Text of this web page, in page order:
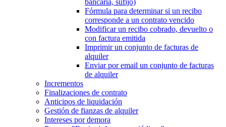
bancaria, sufijo)
Fórmula para determinar si un recibo
corresponde a un contrato vencido
Modificar un recibo cobrado, devuelto o
con factura emitida
Imprimir un conjunto de facturas de
alquiler
Enviar por email un conjunto de facturas
de alquiler
Incrementos
Finalizaciones de contrato
Anticipos de liquidación
Gestión de fianzas de alquiler
Intereses por demora